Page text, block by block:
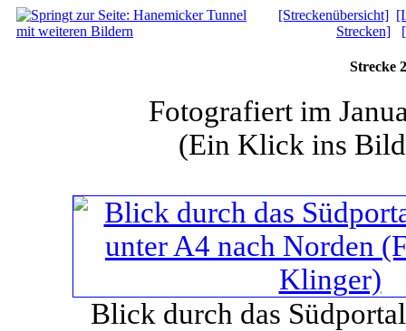
[Streckenübersicht]
Strecken]
Strecke
Fotografiert im
(Ein Klick ins
Blick durch das